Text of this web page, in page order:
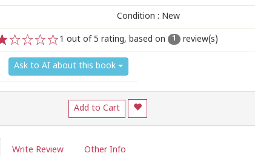
Condition : New
5
4
3
2
1 out of 5 rating, based on 1 review(s)
Ask to AI about this book
Add to Cart
Write Review Other Info